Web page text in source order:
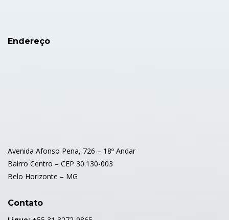
Endereço
Avenida Afonso Pena, 726 – 18º Andar
Bairro Centro – CEP 30.130-003
Belo Horizonte – MG
Contato